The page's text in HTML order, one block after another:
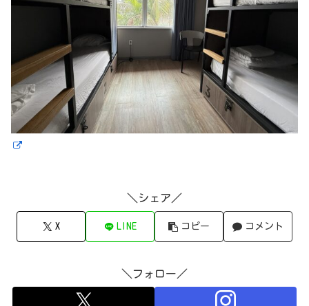
＼シェア／
X LINE コピー コメント
＼フォロー／